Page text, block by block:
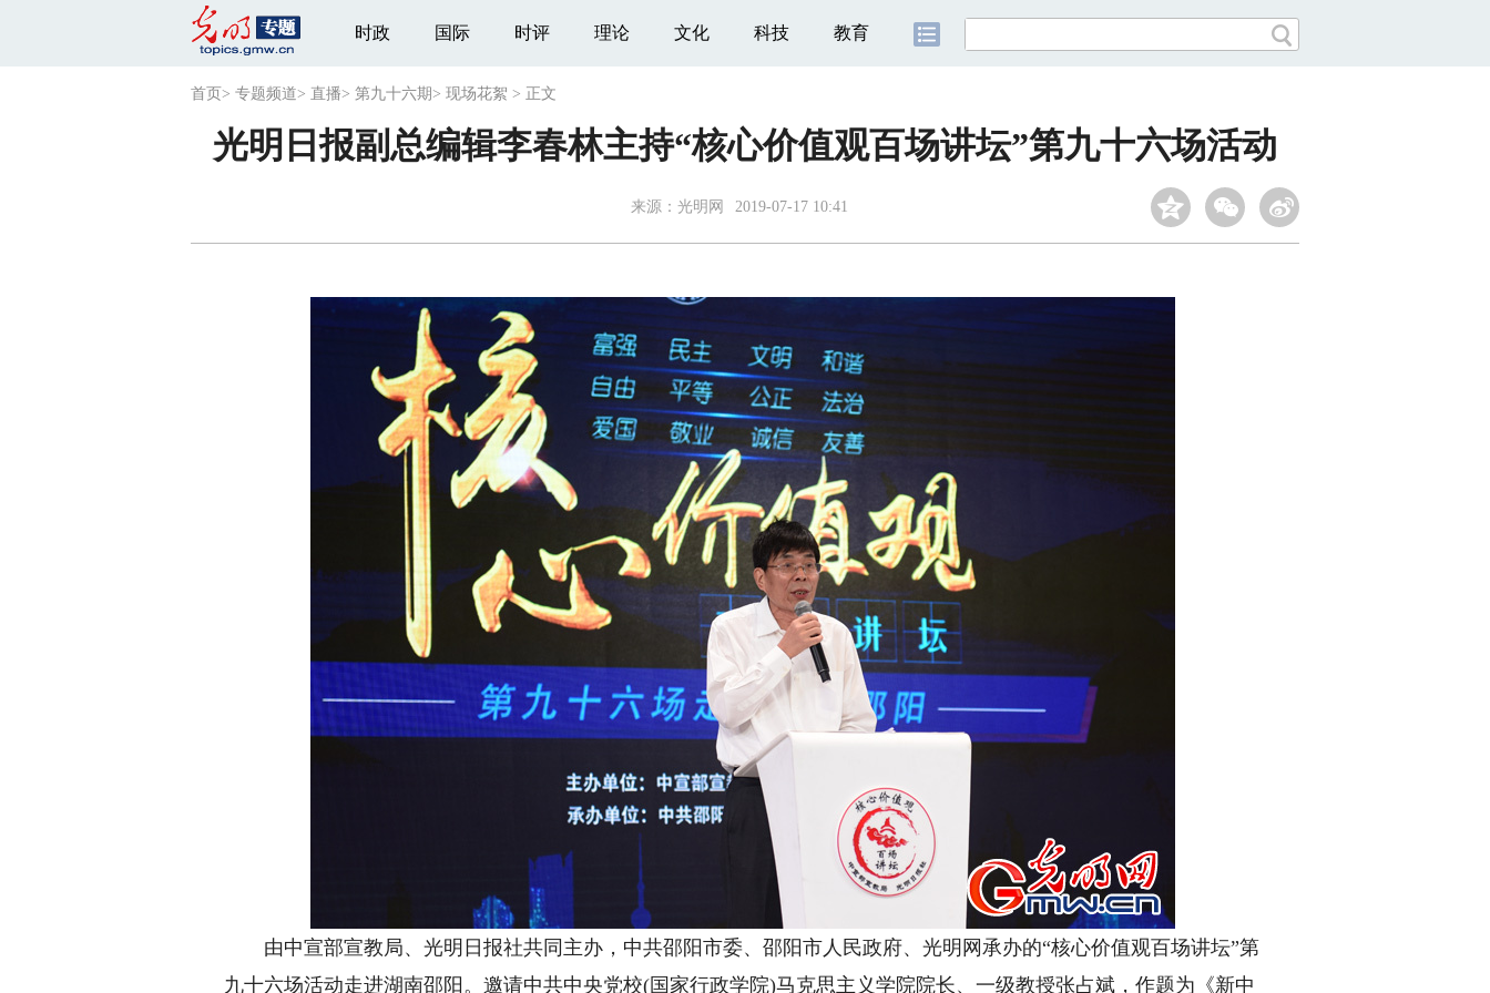
时政 国际 时评 理论 文化 科技 教育
首页 > 专题频道> 直播> 第九十六期> 现场花絮 > 正文
光明日报副总编辑李春林主持“核心价值观百场讲坛”第九十六场活动
来源： 光明网 2019-07-17 10:41
由中宣部宣教局、光明日报社共同主办，中共邵阳市委、邵阳市人民政府、光明网承办的“核心价值观百场讲坛”第
九十六场活动走进湖南邵阳。邀请中共中央党校(国家行政学院)马克思主义学院院长、一级教授张占斌，作题为《新中